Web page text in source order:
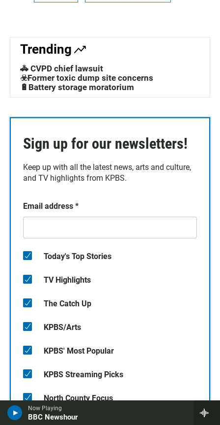
Now Playing
BBC Newshour
Trending
🚓 CVPD chief lawsuit
☣️Former toxic dump site concerns
🔋Battery storage moratorium
Sign up for our newsletters!
Keep up with all the latest news, arts and culture,
and TV highlights from KPBS.
Email address *
Today's Top Stories
TV Highlights
The Catch Up
KPBS/Arts
KPBS' Most Popular
KPBS Streaming Picks
North County Focus